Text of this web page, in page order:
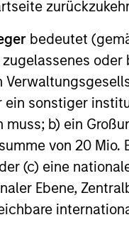
bedeutet
ein sonstiger
b) ein
von 20 Mio.
(c) eine
Ebene,
all Team Members.
this page is for
services or an offer
be unlawful
risks, including a
strategy detail page